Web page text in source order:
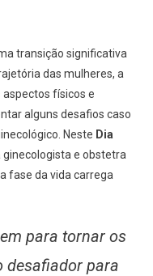
transição significativa
das mulheres, a
físicos e
alguns desafios caso
Neste Dia
ginecologista e obstetra
fase da vida carrega
para tornar os
desafiador para